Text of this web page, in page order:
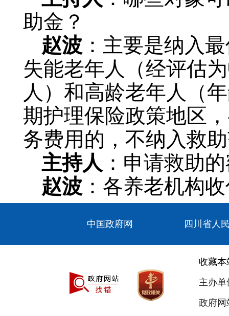
助金？
赵波 ：主要是纳入
失能老年人（经评估
人）和高龄老年人（
期护理保险政策地区
务费用的，不纳入救
主持人 ：申请救助
赵波 ：各养老机构
标准，原则上不得高
理照料标准（参照《
案》中失能人员护理
80岁以上高龄老人护
符合条件老年人享受
中国政府网 四川省人
收藏本
主办
政府网